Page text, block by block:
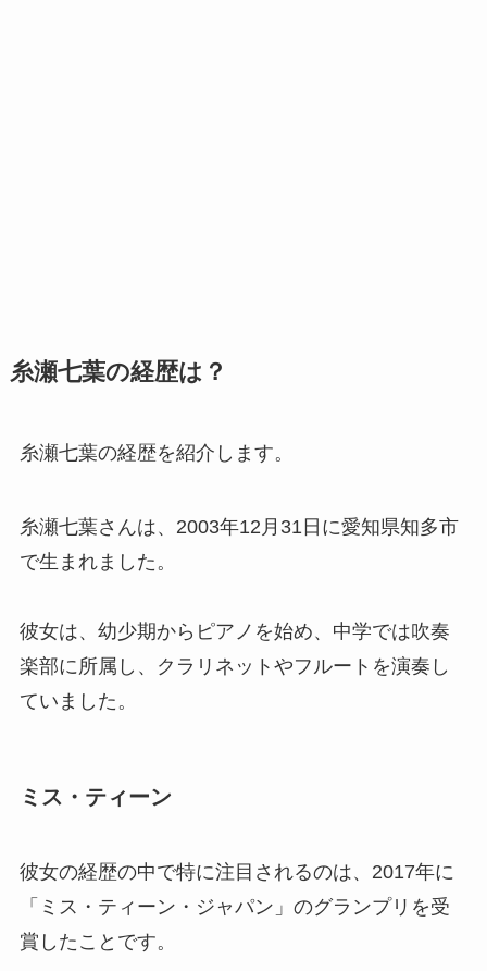
糸瀬七葉の経歴は？
糸瀬七葉の経歴を紹介します。
糸瀬七葉さんは、2003年12月31日に愛知県知多市
で生まれました。
彼女は、幼少期からピアノを始め、中学では吹奏
楽部に所属し、クラリネットやフルートを演奏し
ていました。
ミス・ティーン
彼女の経歴の中で特に注目されるのは、2017年に
「ミス・ティーン・ジャパン」のグランプリを受
賞したことです。